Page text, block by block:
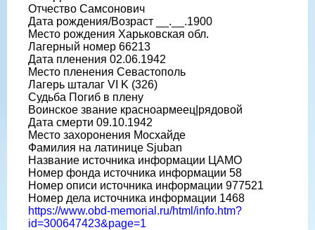
Отчество Самсонович
Дата рождения/Возраст __.__.1900
Место рождения Харьковская обл.
Лагерный номер 66213
Дата пленения 02.06.1942
Место пленения Севастополь
Лагерь шталаг VI K (326)
Судьба Погиб в плену
Воинское звание красноармеец|рядовой
Дата смерти 09.10.1942
Место захоронения Мосхайде
Фамилия на латинице Sjuban
Название источника информации ЦАМО
Номер фонда источника информации 58
Номер описи источника информации 977521
Номер дела источника информации 1468
https://www.obd-memorial.ru/html/info.htm?
id=300647423&page=1